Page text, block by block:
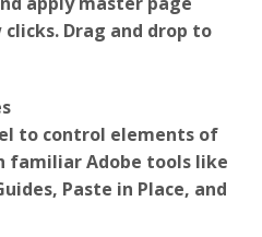
Drag and drop to
to control elements of
familiar Adobe tools like
Paste in Place, and